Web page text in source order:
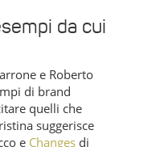
da cui
e Roberto
di brand
quelli che
suggerisce
e Changes di